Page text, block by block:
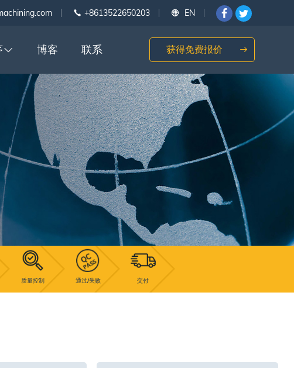
EN
+8613522650203
博客 联系 获得免费报价
质量控制 通过/失败 交付